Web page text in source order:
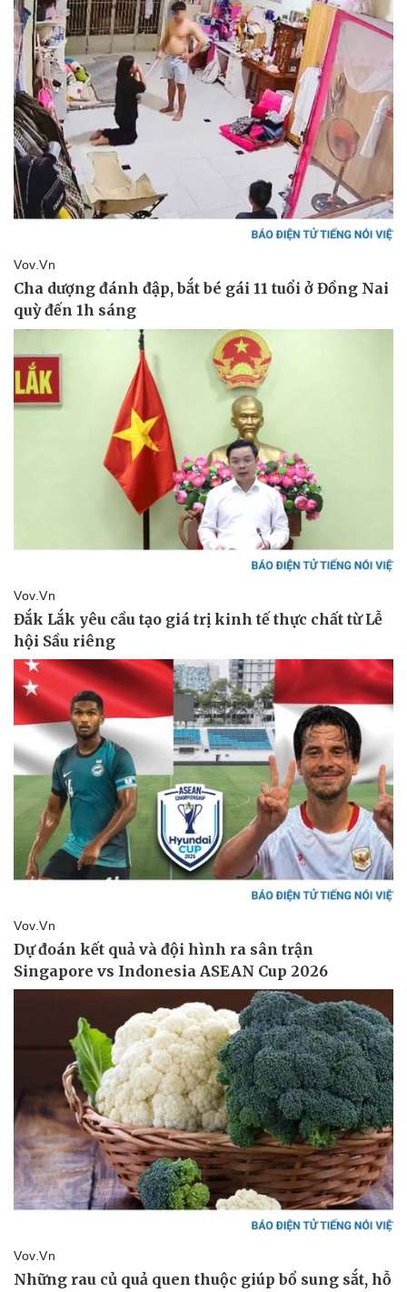
Thể thao
Bóng đá
Lịch thi đấu bóng đá
Thế giới thể thao
eSports
Hậu trường
Ô tô - Xe máy
Ô tô
Xe máy
Tư vấn